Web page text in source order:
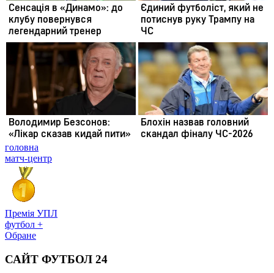
головна
матч-центр
Премія УПЛ
футбол +
Обране
САЙТ ФУТБОЛ 24